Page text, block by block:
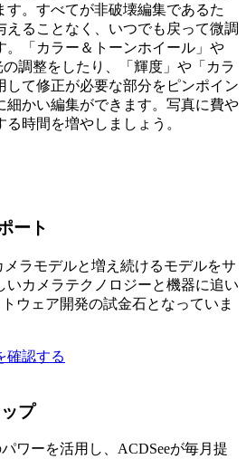
す。すべてが非破壊編集であるた
えることなく、いつでも戻って微調
。「カラー＆トーンホイール」や
調整をしたり、「輝度」や「カラ
して修正が必要な部分をピンポイン
細かい編集ができます。写真に費や
時間を増やしましょう。
ート
メラモデルと増え続けるモデルをサ
いカメラテクノロジーと機器に追い
ウェア開発の試金石となっていま
確認する
プ
ワーを活用し、ACDSeeが毎月提